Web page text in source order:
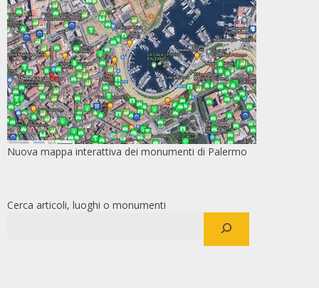
Nuova mappa interattiva dei monumenti di Palermo
Cerca articoli, luoghi o monumenti